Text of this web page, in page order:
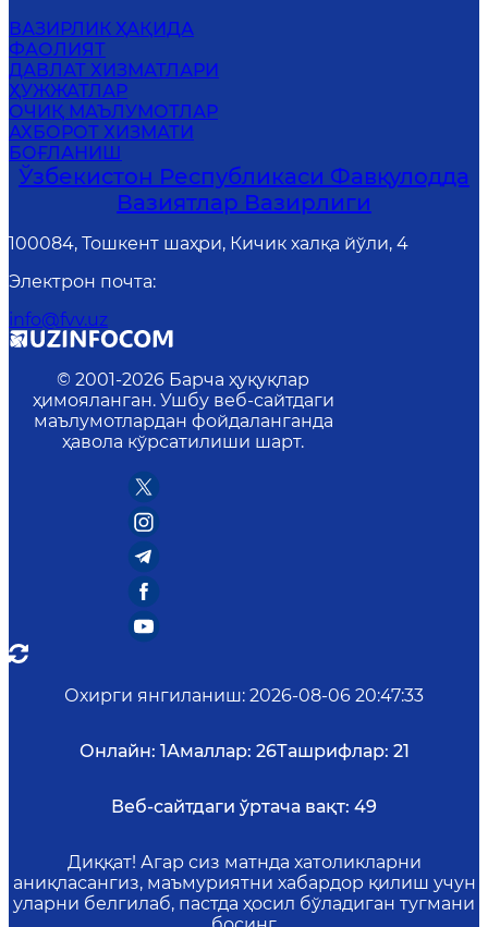
ВАЗИРЛИК ҲАҚИДА
ФАОЛИЯТ
ДАВЛАТ ХИЗМАТЛАРИ
ҲУЖЖАТЛАР
ОЧИҚ МАЪЛУМОТЛАР
АХБОРОТ ХИЗМАТИ
БОҒЛАНИШ
Ўзбекистон Республикаси Фавқулодда
Вазиятлар Вазирлиги
100084, Тошкент шаҳри, Кичик халқа йўли, 4
Электрон почта:
info@fvv.uz
© 2001-2026 Барча ҳуқуқлар
ҳимояланган. Ушбу веб-сайтдаги
маълумотлардан фойдаланганда
ҳавола кўрсатилиши шарт.
Охирги янгиланиш: 2026-08-06 20:47:33
Онлайн: 1Амаллар: 26Ташрифлар: 21
Веб-сайтдаги ўртача вақт: 49
Диққат! Агар сиз матнда хатоликларни
аниқласангиз, маъмуриятни хабардор қилиш учун
уларни белгилаб, пастда ҳосил бўладиган тугмани